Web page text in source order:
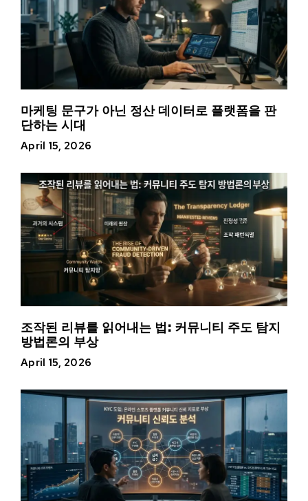
마케팅 문구가 아닌 정산 데이터로 플랫폼을 판
단하는 시대
April 15, 2026
조작된 리뷰를 읽어내는 법: 커뮤니티 주도 탐지
방법론의 부상
April 15, 2026